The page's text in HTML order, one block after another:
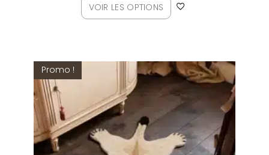
VOIR LES OPTIONS
Promo !